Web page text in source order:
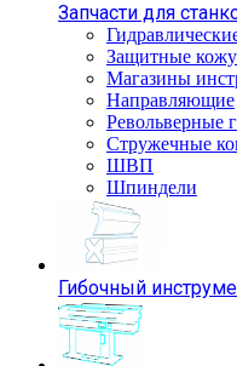
Запчасти для
Защитные
Магазины
Направляющие
Револьверные
Стружечные
ШВП
Шпиндели
Гибочный